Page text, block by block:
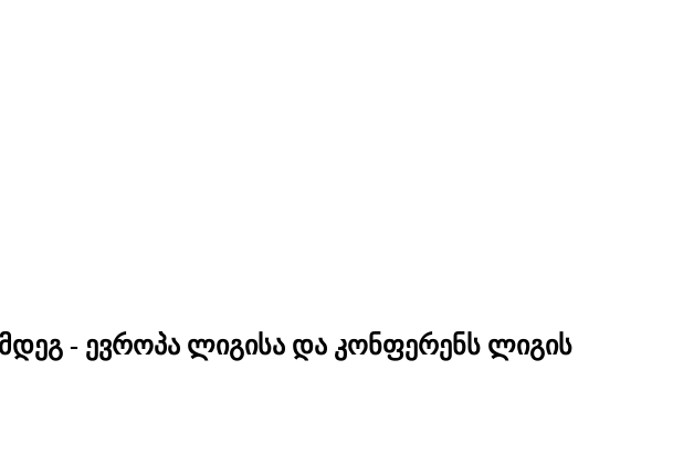
- ევროპა ლიგისა და კონფერენს ლიგის